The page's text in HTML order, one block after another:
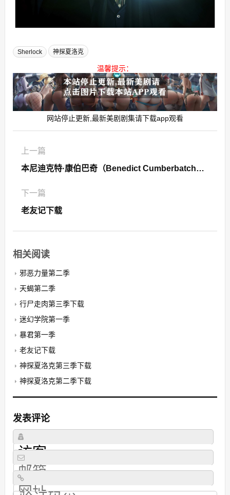
Sherlock 神探夏洛克
温馨提示：
网站停止更新,最新美剧剧集请下载app观看
上一篇
本尼迪克特·康伯巴奇（Benedict Cumberbatch）个人资料
下一篇
老友记下载
相关阅读
邪恶力量第二季
天蝎第二季
行尸走肉第三季下载
迷幻学院第一季
暴君第一季
老友记下载
神探夏洛克第三季下载
神探夏洛克第二季下载
发表评论